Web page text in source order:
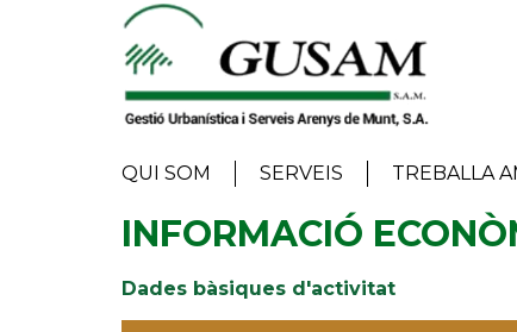
Main
navigation
QUI SOM SERVEIS TREBALLA
INFORMACIÓ
Dades bàsiques d'activitat